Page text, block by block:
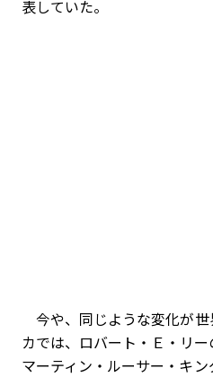
表していた。
今や、同じような変化が
カでは、ロバート・Ｅ・リ
マーティン・ルーサー・キ